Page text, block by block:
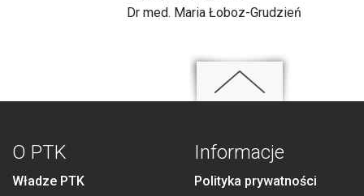
Dr med. Maria Łoboz-Grudzień
O PTK
Władze PTK
Informacje
Polityka prywatności